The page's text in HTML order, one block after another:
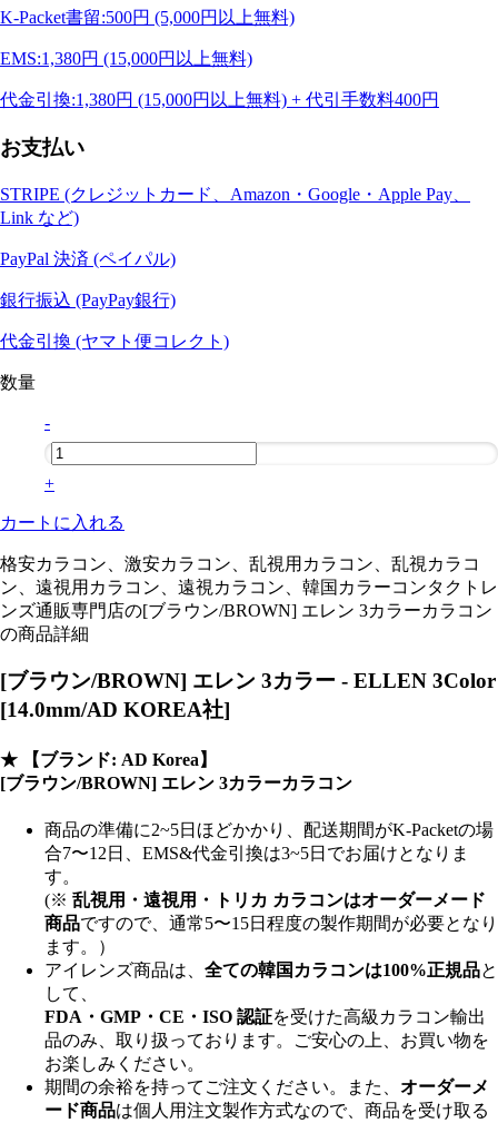
K-Packet書留:500円 (5,000円以上無料)
EMS:1,380円 (15,000円以上無料)
代金引換:1,380円 (15,000円以上無料) + 代引手数料400円
お支払い
STRIPE (クレジットカード、Amazon・Google・Apple Pay、
Link など)
PayPal 決済 (ペイパル)
銀行振込 (PayPay銀行)
代金引換 (ヤマト便コレクト)
数量
-
+
カートに入れる
格安カラコン、激安カラコン、乱視用カラコン、乱視カラコ
ン、遠視用カラコン、遠視カラコン、韓国カラーコンタクトレ
ンズ通販専門店の[ブラウン/BROWN] エレン 3カラーカラコン
の商品詳細
[ブラウン/BROWN] エレン 3カラー - ELLEN 3Color
[14.0mm/AD KOREA社]
★
【ブランド: AD Korea】
[ブラウン/BROWN] エレン 3カラーカラコン
商品の準備に2~5日ほどかかり、配送期間がK-Packetの場
合7〜12日、EMS&代金引換は3~5日でお届けとなりま
す。
(※ 乱視用・遠視用・トリカ カラコンはオーダーメード
商品ですので、 通常5〜15日程度の製作期間が必要となり
ます。）
アイレンズ商品は、 全ての韓国カラコンは100%正規品と
して、
FDA・GMP・CE・ISO 認証を受けた高級カラコン輸出
品のみ、取り扱っております。ご安心の上、お買い物を
お楽しみください。
期間の余裕を持ってご注文ください。また、 オーダーメ
ード商品は個人用注文製作方式なので、商品を受け取る